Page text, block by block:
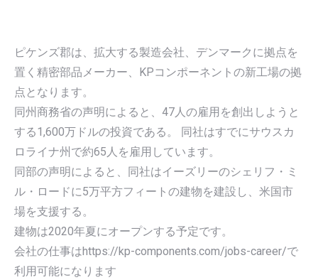
ピケンズ郡は、拡大する製造会社、デンマークに拠点を
置く精密部品メーカー、KPコンポーネントの新工場の拠
点となります。
同州商務省の声明によると、47人の雇用を創出しようと
する1,600万ドルの投資である。 同社はすでにサウスカ
ロライナ州で約65人を雇用しています。
同部の声明によると、同社はイーズリーのシェリフ・ミ
ル・ロードに5万平方フィートの建物を建設し、米国市
場を支援する。
建物は2020年夏にオープンする予定です。
会社の仕事はhttps://kp-components.com/jobs-career/で
利用可能になります